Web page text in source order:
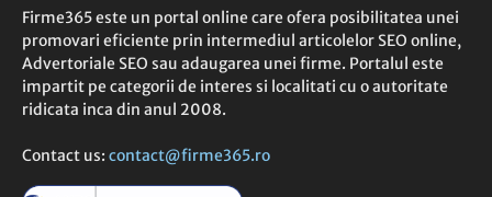
Firme365 este un portal online care ofera posibilitatea unei
promovari eficiente prin intermediul articolelor SEO online,
Advertoriale SEO sau adaugarea unei firme. Portalul este
impartit pe categorii de interes si localitati cu o autoritate
ridicata inca din anul 2008.
Contact us: contact@firme365.ro